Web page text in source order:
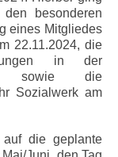
besonderen
eines Mitgliedes
22.11.2024, die
in der
sowie die
Sozialwerk am
die geplante